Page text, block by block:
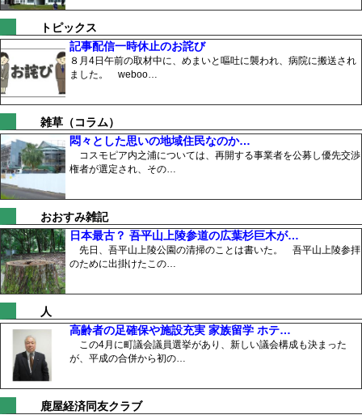
トピックス
記事配信一時休止のお詫び
８月4日午前の取材中に、めまいと嘔吐に襲われ、病院に搬送され
ました。 weboo…
雑草（コラム）
悶々とした思いの地域住民なのか…
コスモピア内之浦については、再開する事業者を公募し優先交渉
権者が選定され、その…
おおすみ雑記
日本最古？ 吾平山上陵参道の広葉杉巨木が…
先日、吾平山上陵公園の清掃のことは書いた。 吾平山上陵参拝
のために出掛けたこの…
人
高齢者の足確保や施設充実 家族留学 ホテ…
この4月に町議会議員選挙があり、新しい議会構成も決まった
が、平成の合併から初の…
鹿屋経済同友クラブ